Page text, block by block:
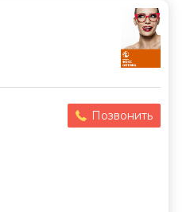
Позвонить